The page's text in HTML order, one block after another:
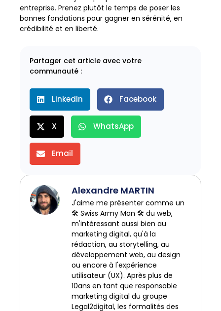
entreprise. Prenez plutôt le temps de poser les
bonnes fondations pour gagner en sérénité, en
crédibilité et en liberté.
Partager cet article avec votre
communauté :
LinkedIn Facebook
X WhatsApp
Email
Alexandre MARTIN
J'aime me présenter comme un
🛠️ Swiss Army Man 🛠️ du web,
m'intéressant aussi bien au
marketing digital, qu'à la
rédaction, au storytelling, au
développement web, au design
ou encore à l'expérience
utilisateur (UX). Après plus de
10ans en tant que responsable
marketing digital du groupe
Legal2digital, les formalités des